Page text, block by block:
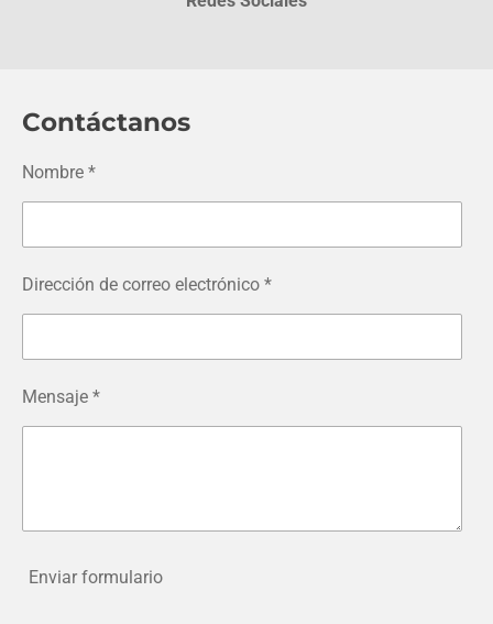
Contáctanos
Nombre *
Dirección de correo electrónico *
Mensaje *
Enviar formulario